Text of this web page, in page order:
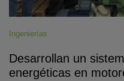
Ingenierías
Desarrollan un
energéticas en